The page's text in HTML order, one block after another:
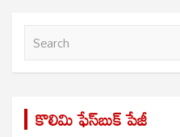
a
r
c కొలిమి ఫేస్‌బుక్ పేజీ